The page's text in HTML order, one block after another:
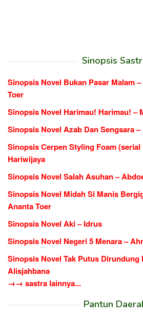
Sinopsis
Sinopsis Novel Bukan Pasar Malam
Toer
Sinopsis Novel Harimau! Harimau! –
Sinopsis Novel Azab Dan Sengsara
Sinopsis Cerpen Styling Foam
Hariwijaya
Sinopsis Novel Salah Asuhan –
Sinopsis Novel Midah Si Manis
Ananta Toer
Sinopsis Novel Aki – Idrus
Sinopsis Novel Negeri 5 Menara –
Sinopsis Novel Tak Putus Dirundung
Alisjahbana
→→ sastra lainnya...
Pantun